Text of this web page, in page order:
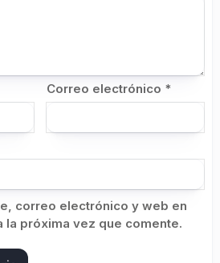
Correo electrónico *
correo electrónico y web en
la próxima vez que comente.